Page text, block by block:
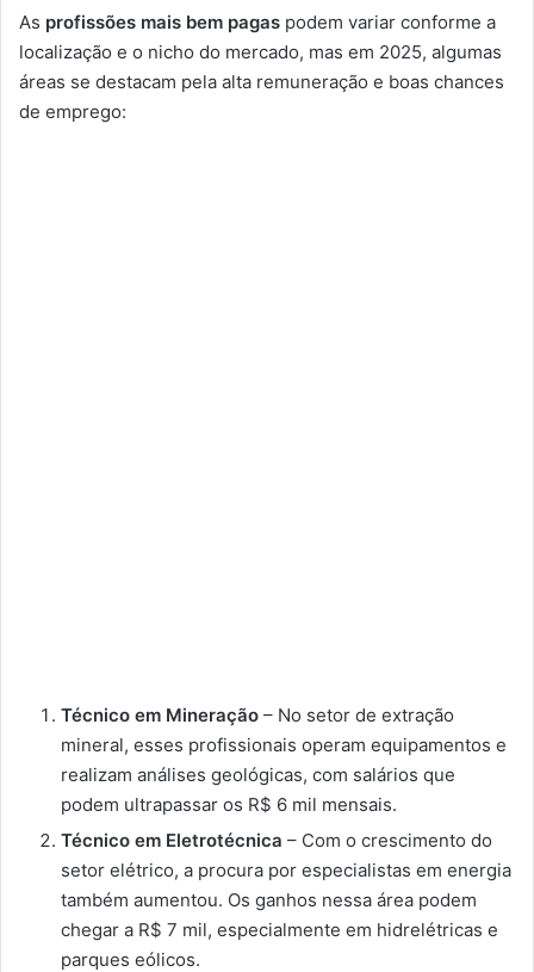
As profissões mais bem pagas podem variar conforme a
localização e o nicho do mercado, mas em 2025, algumas
áreas se destacam pela alta remuneração e boas chances
de emprego:
Técnico em Mineração – No setor de extração
mineral, esses profissionais operam equipamentos e
realizam análises geológicas, com salários que
podem ultrapassar os R$ 6 mil mensais.
Técnico em Eletrotécnica – Com o crescimento do
setor elétrico, a procura por especialistas em energia
também aumentou. Os ganhos nessa área podem
chegar a R$ 7 mil, especialmente em hidrelétricas e
parques eólicos.